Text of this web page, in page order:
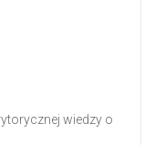
wiedzy o